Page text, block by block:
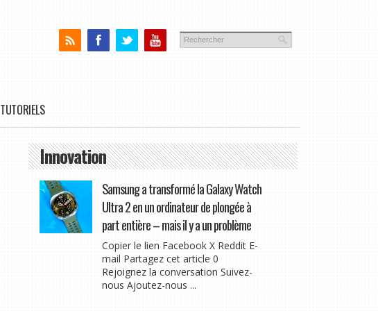
TUTORIELS
Innovation
Samsung a transformé la Galaxy Watch
Ultra 2 en un ordinateur de plongée à
part entière – mais il y a un problème
Copier le lien Facebook X Reddit E-
mail Partagez cet article 0
Rejoignez la conversation Suivez-
nous Ajoutez-nous ...